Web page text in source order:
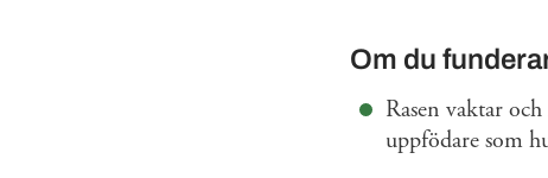
Om du
Rasen vaktar
uppfödare som